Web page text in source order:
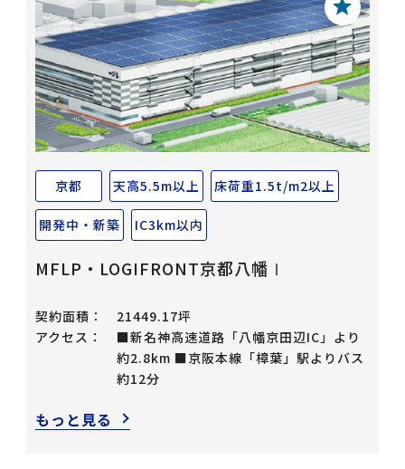
京都 天高5.5m以上 床荷重1.5t/m2以上
開発中・新築 IC3km以内
MFLP・LOGIFRONT京都八幡Ⅰ
契約面積：
21449.17坪
アクセス：
■新名神高速道路「八幡京田辺IC」より
約2.8km ■京阪本線「樟葉」駅よりバス
約12分
もっと見る